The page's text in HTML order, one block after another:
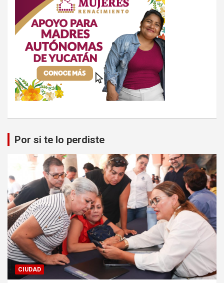
Por si te lo perdiste
CIUDAD